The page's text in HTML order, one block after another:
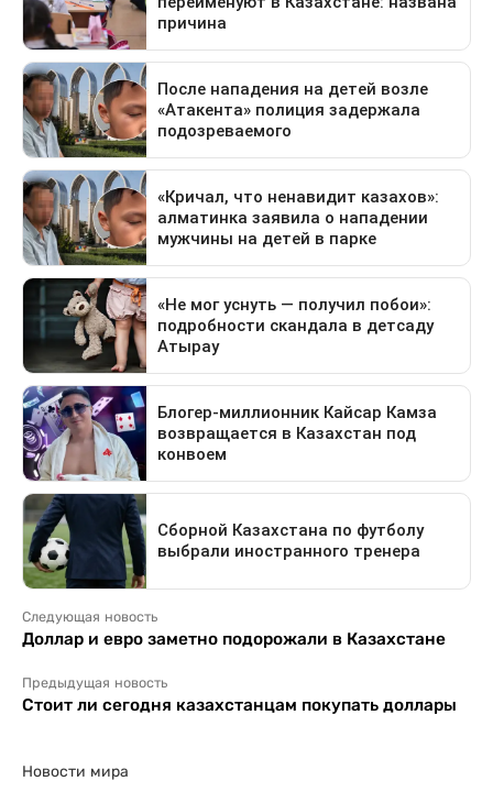
Следующая новость
Доллар и евро заметно подорожали в Казахстане
Предыдущая новость
Стоит ли сегодня казахстанцам покупать доллары
Новости мира